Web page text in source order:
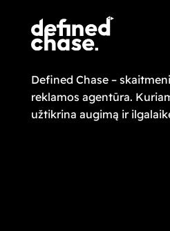
Defined Chase –
reklamos agentūra.
užtikrina augimą ir